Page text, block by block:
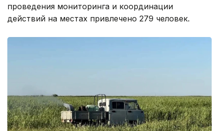
проведения мониторинга и координации
действий на местах привлечено 279 человек.